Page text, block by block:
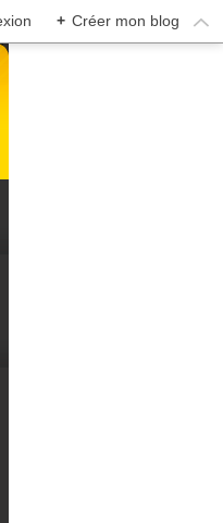
+ Créer mon blog